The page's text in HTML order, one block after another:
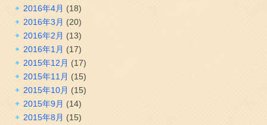
2016年4月 (18)
2016年3月 (20)
2016年2月 (13)
2016年1月 (17)
2015年12月 (17)
2015年11月 (15)
2015年10月 (15)
2015年9月 (14)
2015年8月 (15)